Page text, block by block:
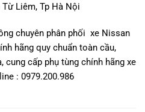
Liêm, Tp Hà Nội
chuyên phân phối xe Nissan
hãng quy chuẩn toàn cầu,
cung cấp phụ tùng chính hãng xe
: 0979.200.986